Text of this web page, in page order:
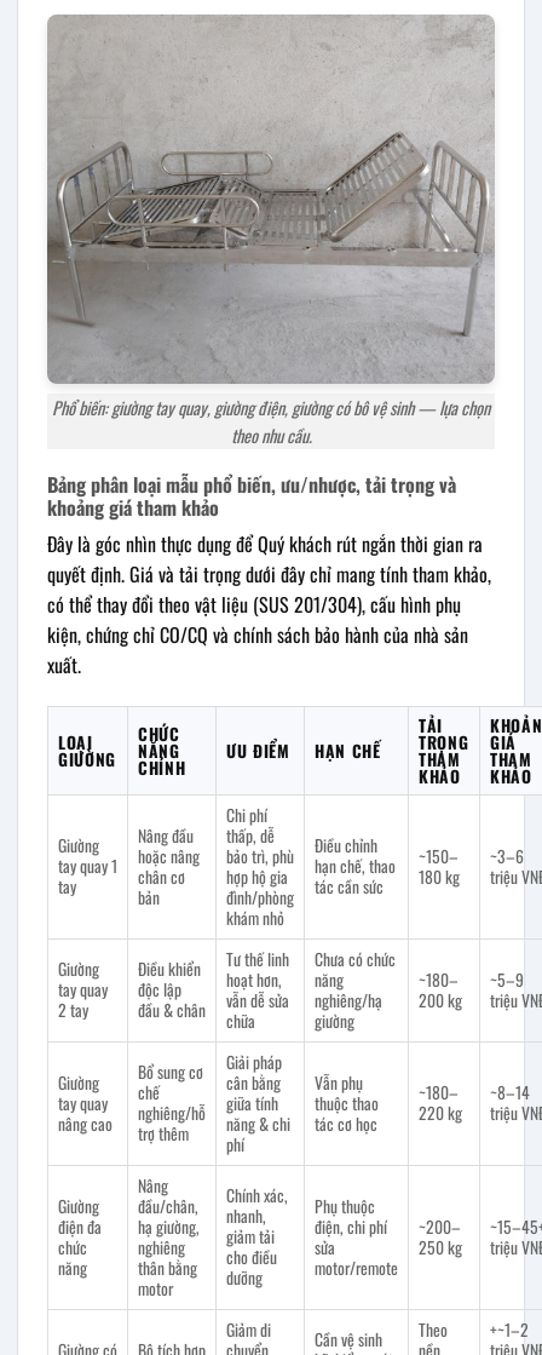
Phổ biến: giường tay quay, giường điện, giường có bô vệ sinh — lựa chọn
theo nhu cầu.
Bảng phân loại mẫu phổ biến, ưu/nhược, tải trọng và
khoảng giá tham khảo
Đây là góc nhìn thực dụng để Quý khách rút ngắn thời gian ra
quyết định. Giá và tải trọng dưới đây chỉ mang tính tham khảo,
có thể thay đổi theo vật liệu (SUS 201/304), cấu hình phụ
kiện, chứng chỉ CO/CQ và chính sách bảo hành của nhà sản
xuất.
LOẠI
GIƯỜNG
CHỨC
NĂNG
CHÍNH
ƯU ĐIỂM HẠN CHẾ
TẢI
TRỌNG
THAM
KHẢO
GIÁ
THAM
KHẢO
Giường
tay quay 1
tay
Nâng đầu
hoặc nâng
chân cơ
bản
Chi phí
thấp, dễ
bảo trì, phù
hợp hộ gia
đình/phòng
khám nhỏ
Điều chỉnh
hạn chế, thao
tác cần sức
~150–
180 kg
~3–6
triệu
Giường
tay quay
2 tay
Điều khiển
độc lập
đầu & chân
Tư thế linh
hoạt hơn,
vẫn dễ sửa
chữa
Chưa có chức
năng
nghiêng/hạ
giường
~180–
200 kg
~5–9
triệu
Giường
tay quay
nâng cao
Bổ sung cơ
chế
nghiêng/hỗ
trợ thêm
Giải pháp
cân bằng
giữa tính
năng & chi
phí
Vẫn phụ
thuộc thao
tác cơ học
~180–
220 kg
~8–14
triệu
Giường
điện đa
chức
năng
Nâng
đầu/chân,
hạ giường,
nghiêng
thân bằng
motor
Chính xác,
nhanh,
giảm tải
cho điều
dưỡng
Phụ thuộc
điện, chi phí
sửa
motor/remote
~200–
250 kg
triệu
Giường có
Bô tích hợp
Giảm di
chuyển,
Cần vệ sinh
Theo
nền
+~1–2
triệu